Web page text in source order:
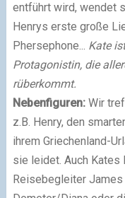
entführt wird, wendet
Henrys erste große
Phersephone... Kate
Protagonistin, die
rüberkommt.
Nebenfiguren:Wir
z.B. Henry, den
ihrem Griechenland-
sie leidet. Auch Kates
Reisebegleiter